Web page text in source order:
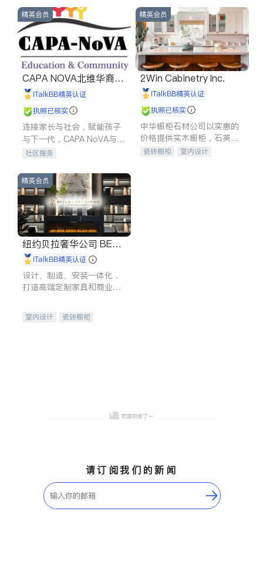
建筑合同、刑事案件全包办
信托/遗嘱
商业
索赔
律师-其它 保释
精英会员
CAPA NOVA北维华裔家
长会iTalkBB精英认证
执照已核实
连接家长与社会，赋能孩子
与下一代，CAPA NoVA与您
携手建设包容、公平、充满
社区服务
精英会员
2Win Cabinetry Inc.
iTalkBB精英认证
执照已核实
中华橱柜石材公司以实惠的
价格提供实木橱柜，石英石
台面，多种优质不锈钢水
瓷砖橱柜
室内设计
精英会员
纽约贝拉奢华公司 BELL
A LUXE
iTalkBB精英认证
设计、制造、安装一体化，
打造高端定制家具和商业空
室内设计
瓷砖橱柜
请订阅我们的新闻